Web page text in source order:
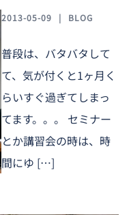
2013-05-09 BLOG
普段は、バタバタして
て、気が付くと1ヶ月く
らいすぐ過ぎてしまっ
てます。。。 セミナー
とか講習会の時は、時
間にゆ […]